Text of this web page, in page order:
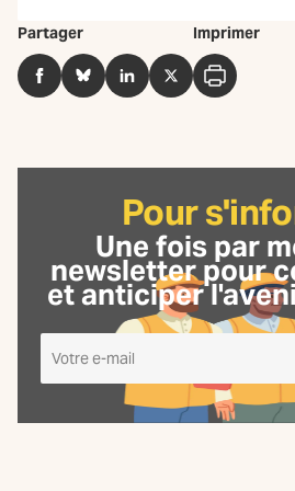
Partager
FacebookBlueSkyLinkedInTwitter
Imprimer
Imprimer
Pour
Une fois par
newsletterpour
et anticiper
m'inscris
à